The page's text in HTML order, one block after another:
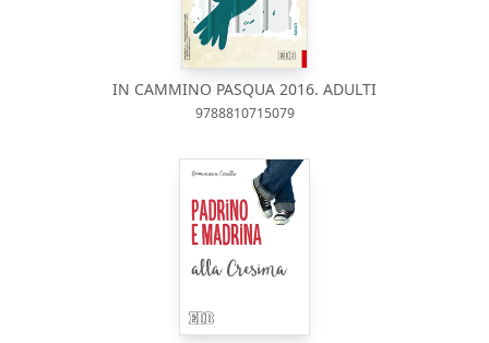
IN CAMMINO PASQUA 2016. ADULTI
9788810715079